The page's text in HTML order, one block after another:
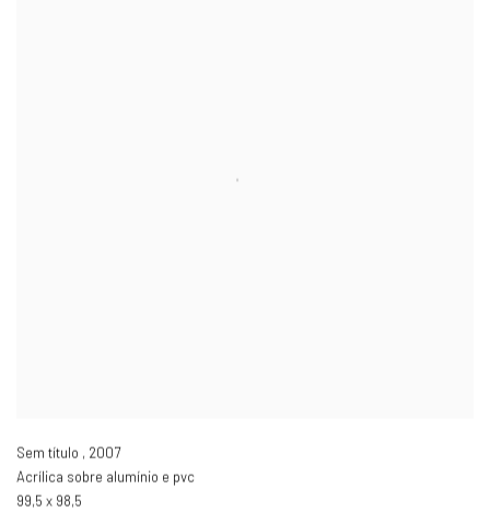
Sem título , 2007
Acrílica sobre alumínio e pvc
99,5 x 98,5